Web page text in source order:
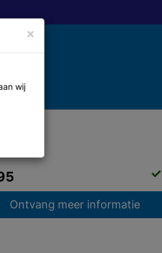
Ontvang meer informatie
×
wij